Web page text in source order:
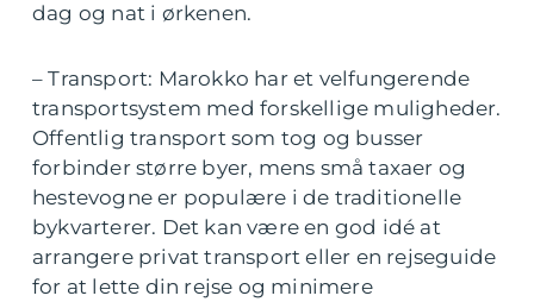
dag og nat i ørkenen.
– Transport: Marokko har et velfungerende
transportsystem med forskellige muligheder.
Offentlig transport som tog og busser
forbinder større byer, mens små taxaer og
hestevogne er populære i de traditionelle
bykvarterer. Det kan være en god idé at
arrangere privat transport eller en rejseguide
for at lette din rejse og minimere